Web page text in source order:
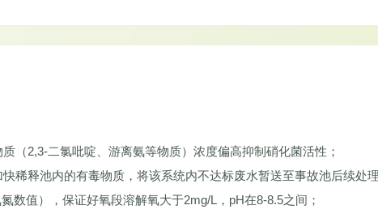
（2,3-二氯吡啶、游离氨等物质）浓度偏高抑制硝化菌活性；
稀释池内的有毒物质，将该系统内不达标废水暂送至事故池后续处
数值），保证好氧段溶解氧大于2mg/L，pH在8-8.5之间；